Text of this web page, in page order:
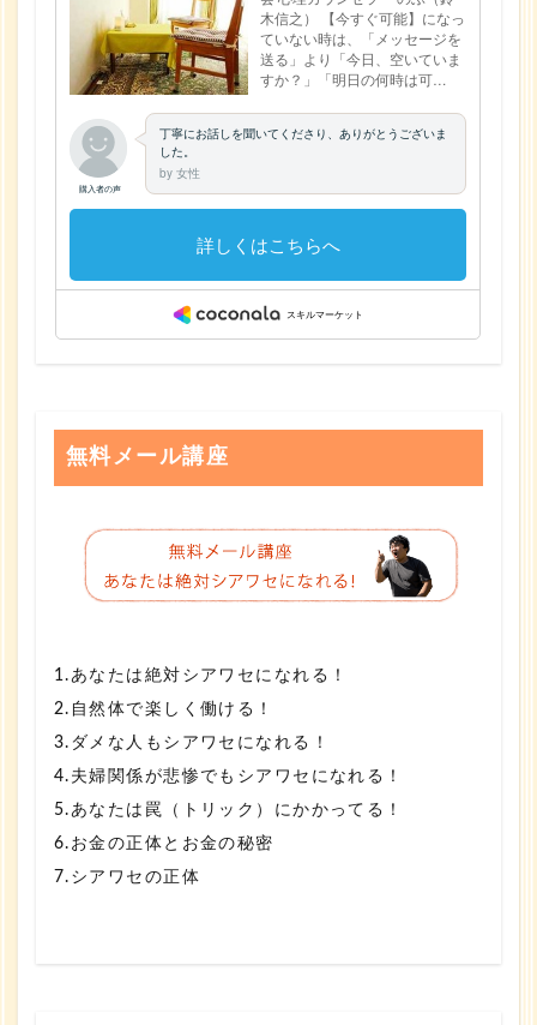
無料メール講座
1.あなたは絶対シアワセになれる！
2.自然体で楽しく働ける！
3.ダメな人もシアワセになれる！
4.夫婦関係が悲惨でもシアワセになれる！
5.あなたは罠（トリック）にかかってる！
6.お金の正体とお金の秘密
7.シアワセの正体